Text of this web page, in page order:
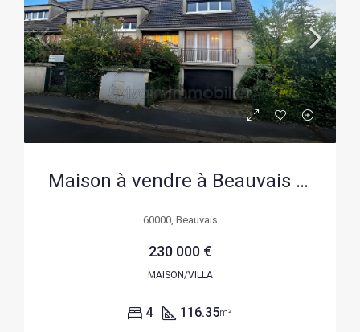
Maison à vendre à Beauvais – 116 m², potentiel, calme et espace extérieur
60000, Beauvais
230 000 €
MAISON/VILLA
4 116.35m²